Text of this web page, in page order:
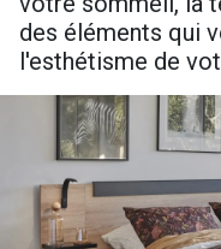
des éléments qui
l'esthétisme de